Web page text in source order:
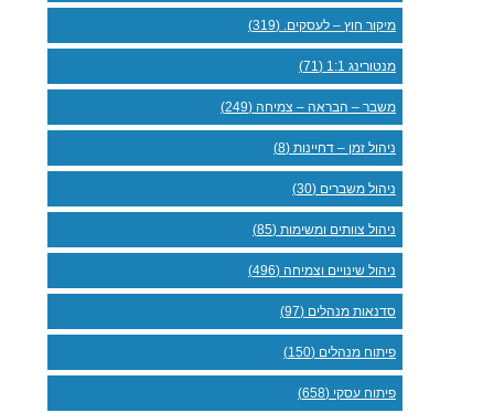
מיקור חוץ – לעסקים. (319)
מנטורינג 1:1 (71)
משבר – הבראה – צמיחה (249)
ניהול זמן – דחיינות (8)
ניהול משברים (30)
ניהול צוותים ומשימות (85)
ניהול שינויים וצמיחה (496)
סדנאות מנהלים (97)
פיתוח מנהלים (150)
פיתוח עסקי (658)